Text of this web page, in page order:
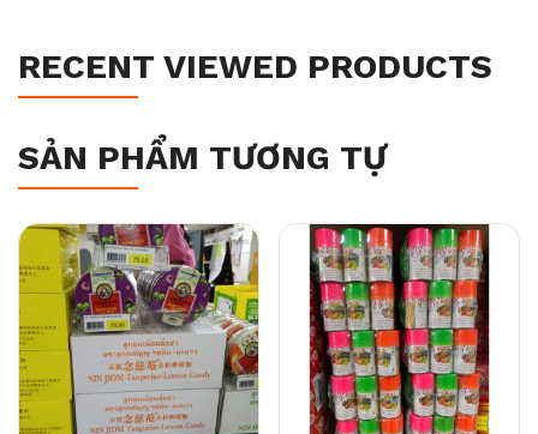
RECENT VIEWED PRODUCTS
SẢN PHẨM TƯƠNG TỰ